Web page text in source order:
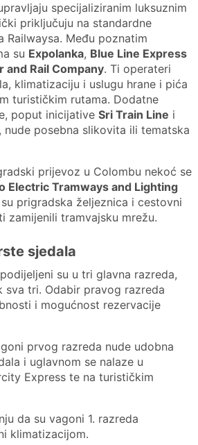
specijaliziranim luksuznim
priključuju na standardne
Railwaysa. Među poznatim
su Expolanka, Blue Line Express
Rail Company. Ti operateri
klimatizaciju i uslugu hrane i pića
turističkim rutama. Dodatne
poput inicijative Sri Train Line i
, nude posebna slikovita ili tematska
prijevoz u Colombu nekoć se
Electric Tramways and Lighting
prigradska željeznica i cestovni
zamijenili tramvajsku mrežu.
sjedala
su u tri glavna razreda,
sva tri. Odabir pravog razreda
i mogućnost rezervacije
prvog razreda nude udobna
i uglavnom se nalaze u
Express te na turističkim
da su vagoni 1. razreda
klimatizacijom.